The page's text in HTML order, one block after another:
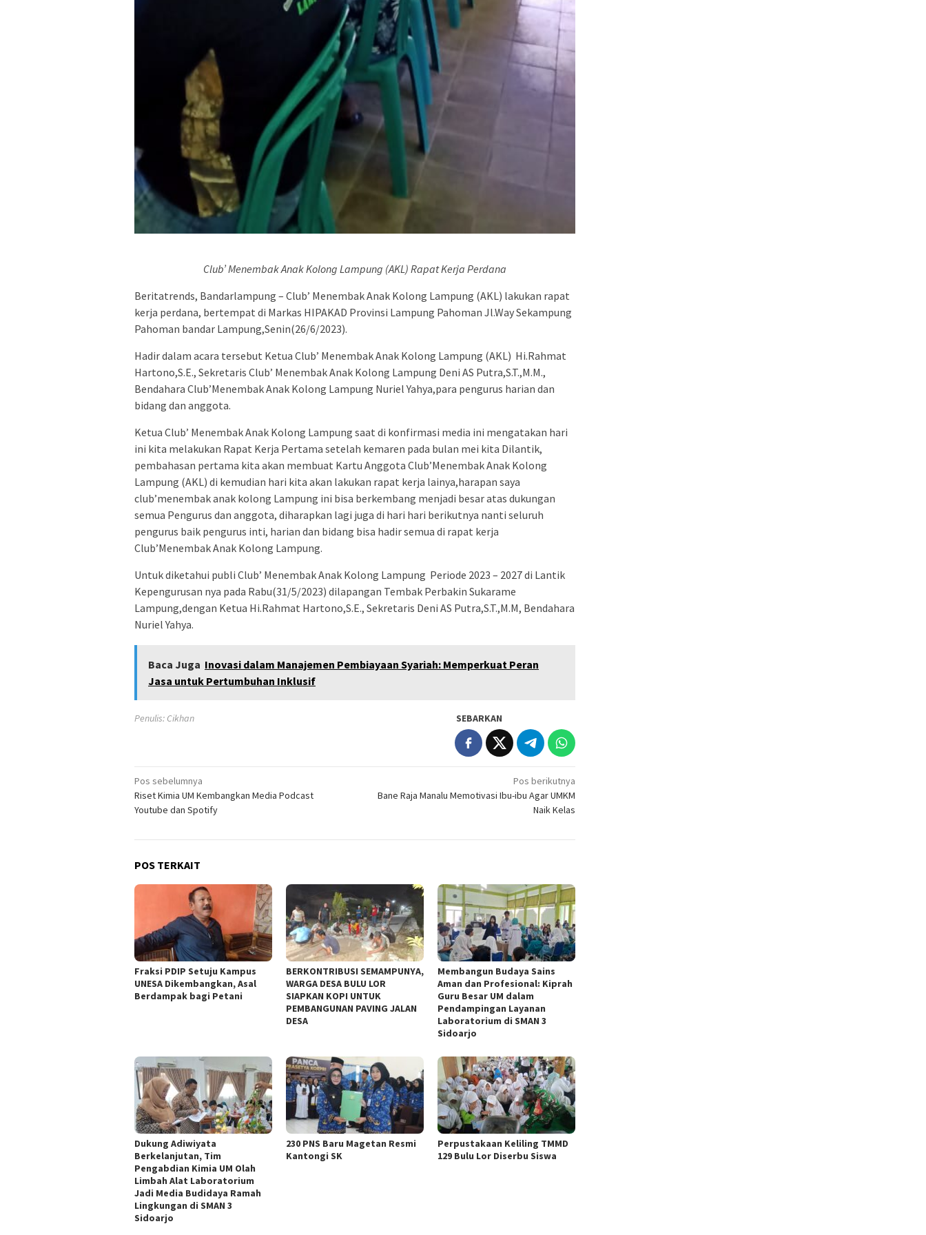
Club’ Menembak Anak Kolong Lampung (AKL) Rapat Kerja Perdana
Beritatrends, Bandarlampung – Club’ Menembak Anak Kolong Lampung (AKL) lakukan rapat
kerja perdana, bertempat di Markas HIPAKAD Provinsi Lampung Pahoman Jl.Way Sekampung
Pahoman bandar Lampung,Senin(26/6/2023).
Hadir dalam acara tersebut Ketua Club’ Menembak Anak Kolong Lampung (AKL) Hi.Rahmat
Hartono,S.E., Sekretaris Club’ Menembak Anak Kolong Lampung Deni AS Putra,S.T.,M.M.,
Bendahara Club’Menembak Anak Kolong Lampung Nuriel Yahya,para pengurus harian dan
bidang dan anggota.
Ketua Club’ Menembak Anak Kolong Lampung saat di konfirmasi media ini mengatakan hari
ini kita melakukan Rapat Kerja Pertama setelah kemaren pada bulan mei kita Dilantik,
pembahasan pertama kita akan membuat Kartu Anggota Club’Menembak Anak Kolong
Lampung (AKL) di kemudian hari kita akan lakukan rapat kerja lainya,harapan saya
club’menembak anak kolong Lampung ini bisa berkembang menjadi besar atas dukungan
semua Pengurus dan anggota, diharapkan lagi juga di hari hari berikutnya nanti seluruh
pengurus baik pengurus inti, harian dan bidang bisa hadir semua di rapat kerja
Club’Menembak Anak Kolong Lampung.
Untuk diketahui publi Club’ Menembak Anak Kolong Lampung Periode 2023 – 2027 di Lantik
Kepengurusan nya pada Rabu(31/5/2023) dilapangan Tembak Perbakin Sukarame
Lampung,dengan Ketua Hi.Rahmat Hartono,S.E., Sekretaris Deni AS Putra,S.T.,M.M, Bendahara
Nuriel Yahya.
Baca Juga Inovasi dalam Manajemen Pembiayaan Syariah: Memperkuat Peran
Jasa untuk Pertumbuhan Inklusif
Penulis: Cikhan SEBARKAN
Navigasi
pos
Pos sebelumnya
Riset Kimia UM Kembangkan Media Podcast
Youtube dan Spotify
Pos berikutnya
Bane Raja Manalu Memotivasi Ibu-ibu Agar UMKM
Naik Kelas
POS TERKAIT
Fraksi PDIP Setuju Kampus
UNESA Dikembangkan, Asal
Berdampak bagi Petani
BERKONTRIBUSI SEMAMPUNYA,
WARGA DESA BULU LOR
SIAPKAN KOPI UNTUK
PEMBANGUNAN PAVING JALAN
DESA
Membangun Budaya Sains
Aman dan Profesional: Kiprah
Guru Besar UM dalam
Pendampingan Layanan
Laboratorium di SMAN 3
Sidoarjo
Dukung Adiwiyata
Berkelanjutan, Tim
Pengabdian Kimia UM Olah
Limbah Alat Laboratorium
Jadi Media Budidaya Ramah
Lingkungan di SMAN 3
Sidoarjo
230 PNS Baru Magetan Resmi
Kantongi SK
Perpustakaan Keliling TMMD
129 Bulu Lor Diserbu Siswa